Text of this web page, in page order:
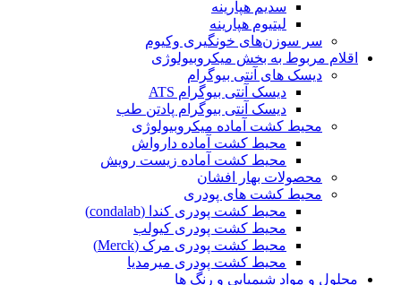
سدیم هپارینه
لیتیوم هپارینه
سر سوزن‌های خونگیری وکیوم
اقلام مربوط به بخش میکروبیولوژی
دیسک های آنتی بیوگرام
دیسک آنتی بیوگرام ATS
دیسک آنتی بیوگرام پادتن طب
محیط کشت آماده میکروبیولوژی
محیط کشت آماده دارواش
محیط کشت آماده زیست رویش
محصولات بهار افشان
محیط کشت های پودری
محیط کشت پودری کندا (condalab)
محیط کشت پودری کیولب
محیط کشت پودری مرک (Merck)
محیط کشت پودری میرمدیا
محلول و مواد شیمیایی و رنگ ها